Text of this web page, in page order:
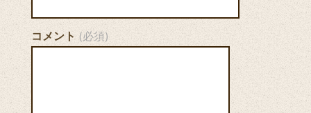
コメント (必須)